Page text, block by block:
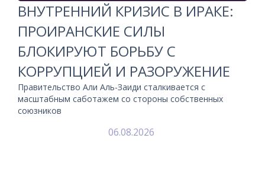
ВНУТРЕННИЙ КРИЗИС В ИРАКЕ:
ПРОИРАНСКИЕ СИЛЫ
БЛОКИРУЮТ БОРЬБУ С
КОРРУПЦИЕЙ И РАЗОРУЖЕНИЕ
Правительство Али Аль-Заиди сталкивается с
масштабным саботажем со стороны собственных
союзников
06.08.2026